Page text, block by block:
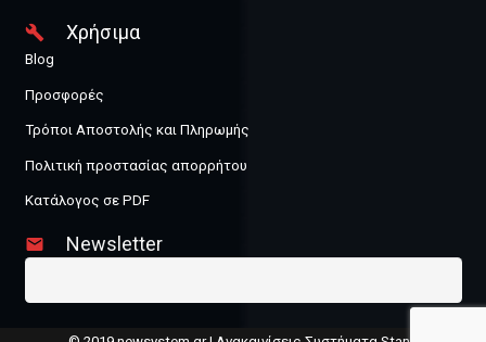
build Χρήσιμα
Blog
Προσφορές
Τρόποι Αποστολής και Πληρωμής
Πολιτική προστασίας απορρήτου
Κατάλογος σε PDF
email Newsletter